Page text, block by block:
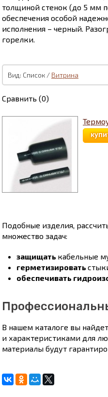
толщиной стенок (до 5 мм
обеспечения особой
исполнения – черный.
горелки.
Вид: Список / Витрина
Сравнить (0)
Подобные изделия,
множество задач:
защищать кабельные
герметизировать
обеспечивать
В нашем каталоге вы
и характеристиками для
материалы будут